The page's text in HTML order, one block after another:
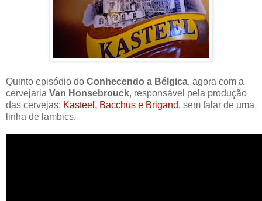
Quinto episódio do Conhecendo a Bélgica, agora com a
cervejaria Van Honsebrouck, responsável pela produção
das cervejas: Kasteel, Bacchus e Brigand, sem falar de uma
linha de lambics.